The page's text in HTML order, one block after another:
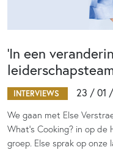
‘In een
INTERVIEWS 23 / 01
We gaan met Else
What’s Cooking? in op
groep. Else sprak op